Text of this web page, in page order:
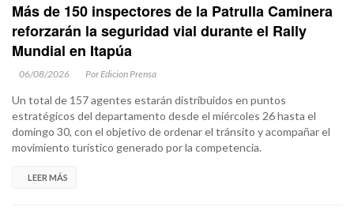
Más de 150 inspectores de la Patrulla Caminera
reforzarán la seguridad vial durante el Rally
Mundial en Itapúa
06/08/2026 Por Edicion Prensa
Un total de 157 agentes estarán distribuidos en puntos
estratégicos del departamento desde el miércoles 26 hasta el
domingo 30, con el objetivo de ordenar el tránsito y acompañar el
movimiento turístico generado por la competencia.
LEER MÁS